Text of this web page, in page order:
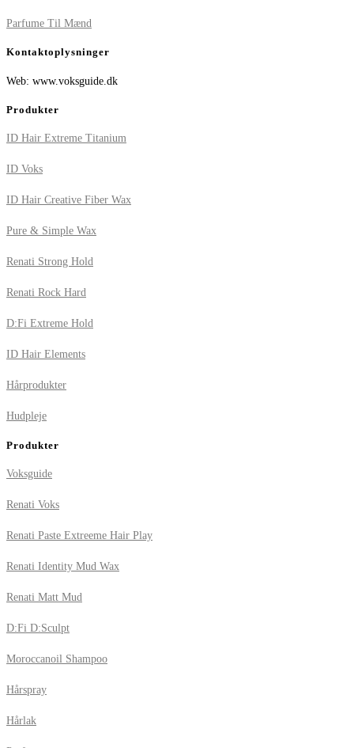
Parfume Til Mænd
Kontaktoplysninger
Web: www.voksguide.dk
Produkter
ID Hair Extreme Titanium
ID Voks
ID Hair Creative Fiber Wax
Pure & Simple Wax
Renati Strong Hold
Renati Rock Hard
D:Fi Extreme Hold
ID Hair Elements
Hårprodukter
Hudpleje
Produkter
Voksguide
Renati Voks
Renati Paste Extreeme Hair Play
Renati Identity Mud Wax
Renati Matt Mud
D:Fi D:Sculpt
Moroccanoil Shampoo
Hårspray
Hårlak